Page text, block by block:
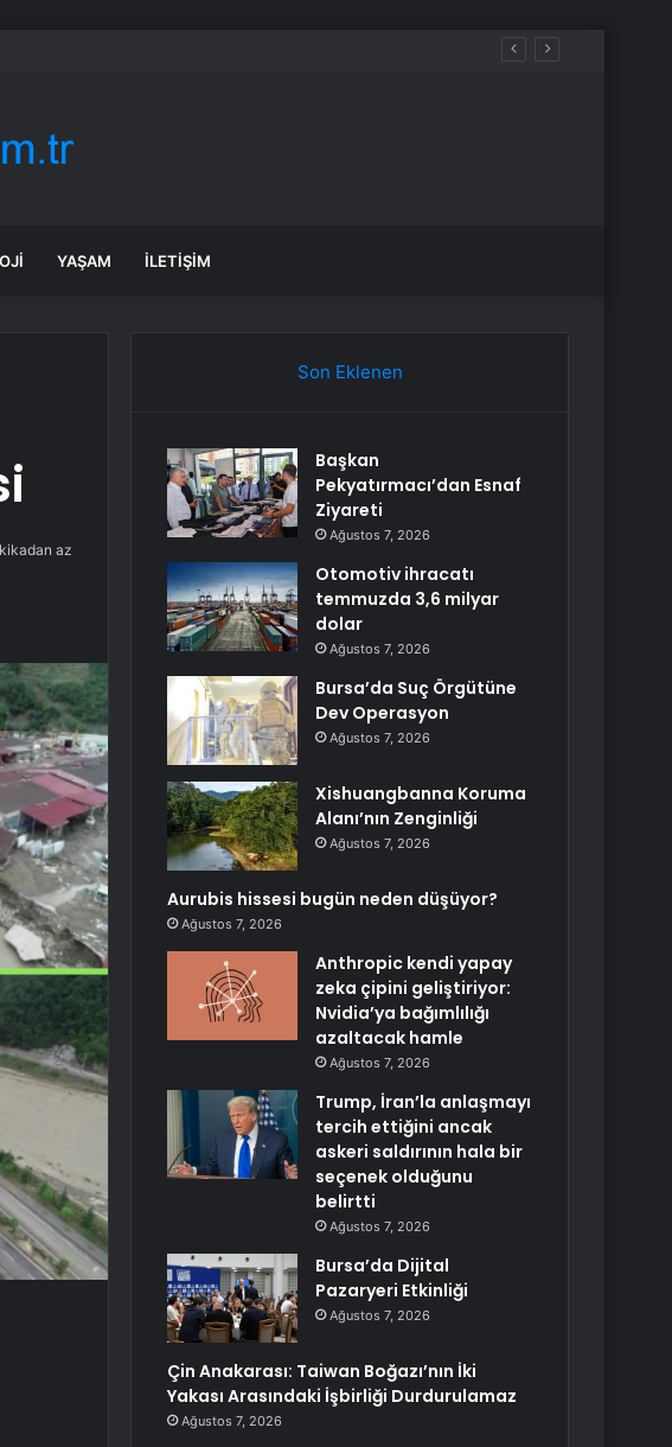
YAŞAM İLETIŞIM
az
Son Eklenen
Başkan
Pekyatırmacı’dan Esnaf
Ziyareti
Ağustos 7, 2026
Otomotiv ihracatı
temmuzda 3,6 milyar
dolar
Ağustos 7, 2026
Bursa’da Suç Örgütüne
Dev Operasyon
Ağustos 7, 2026
Xishuangbanna Koruma
Alanı’nın Zenginliği
Ağustos 7, 2026
Aurubis hissesi bugün neden düşüyor?
Ağustos 7, 2026
Anthropic kendi yapay
zeka çipini geliştiriyor:
Nvidia’ya bağımlılığı
azaltacak hamle
Ağustos 7, 2026
Trump, İran’la anlaşmayı
tercih ettiğini ancak
askeri saldırının hala bir
seçenek olduğunu
belirtti
Ağustos 7, 2026
Bursa’da Dijital
Pazaryeri Etkinliği
Ağustos 7, 2026
Çin Anakarası: Taiwan Boğazı’nın İki
Yakası Arasındaki İşbirliği Durdurulamaz
Ağustos 7, 2026